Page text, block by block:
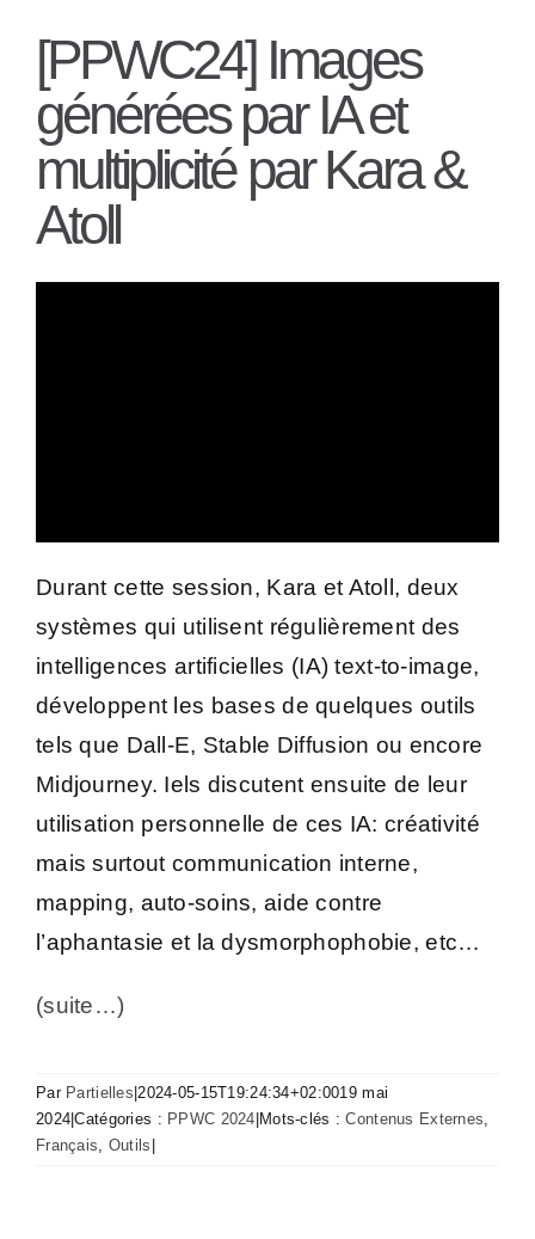
[PPWC24] Images
générées par IA et
multiplicité par Kara &
Atoll
Durant cette session, Kara et Atoll, deux
systèmes qui utilisent régulièrement des
intelligences artificielles (IA) text-to-image,
développent les bases de quelques outils
tels que Dall-E, Stable Diffusion ou encore
Midjourney. Iels discutent ensuite de leur
utilisation personnelle de ces IA: créativité
mais surtout communication interne,
mapping, auto-soins, aide contre
l’aphantasie et la dysmorphophobie, etc…
(suite…)
Par Partielles |2024-05-15T19:24:34+02:0019 mai
2024 |Catégories : PPWC 2024 Mots-clés :Contenus Externes,
Français, Outils